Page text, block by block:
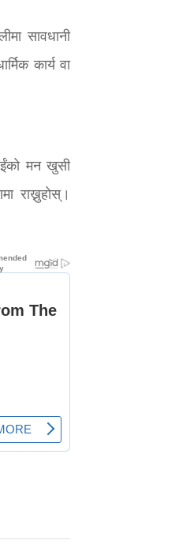
सावधानी
कार्य वा
मन खुसी
राख्नुहोस्।